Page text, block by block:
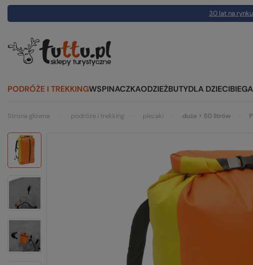
30 lat na
PODRÓŻE I TREKKINGWSPINACZKAODZIEŻBUTYDLA DZIECI
Strona główna podróże i trekking plecaki duże > 50 litrów